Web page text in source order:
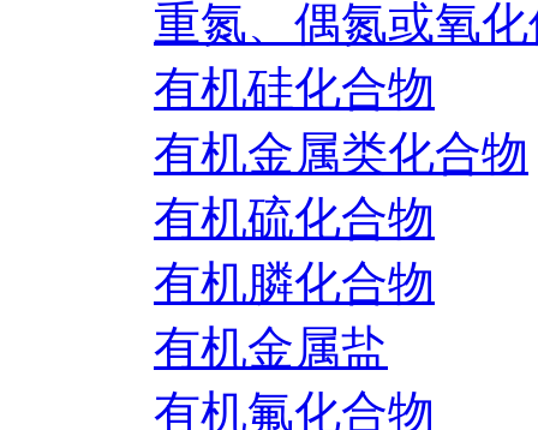
重氮、偶氮或氧
有机硅化合物
有机金属类化合物
有机硫化合物
有机膦化合物
有机金属盐
有机氟化合物